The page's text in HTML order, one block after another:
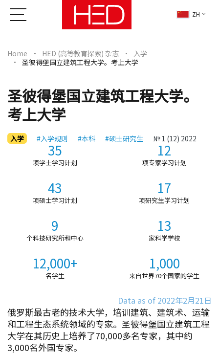
ZH
Home HED (高等教育探索) 杂志
入学
圣彼得堡国立建筑工程大学。考上大学
圣彼得堡国立建筑工程大学。
考上大学
入学 #入学规则 #本科 #硕士研究生 № 1 (12) 2022
35
项学士学习计划
12
项专家学习计划
43
项硕士学习计划
17
项研究生学习计划
9
个科技研究所和中心
13
家科学学校
12,000+
名学生
1,000
来自世界70个国家的学生
Data as of 2022年2月21日
俄罗斯最古老的技术大学，培训建筑、建筑术、运输
和工程生态系统领域的专家。圣彼得堡国立建筑工程
大学在其历史上培养了70,000多名专家，其中约
3,000名外国专家。